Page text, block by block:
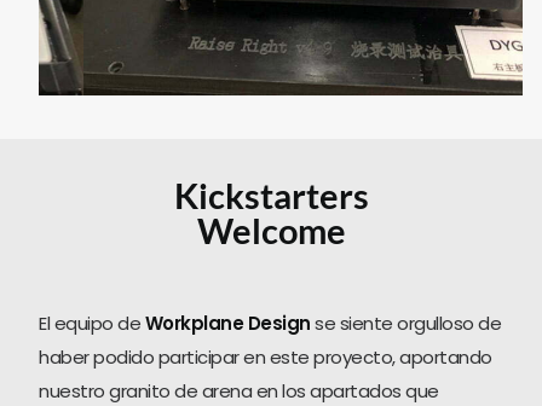
Kickstarters
Welcome
El equipo deWorkplane Designse siente orgulloso de
haber podido participar en este proyecto, aportando
nuestro granito de arena en los apartados que